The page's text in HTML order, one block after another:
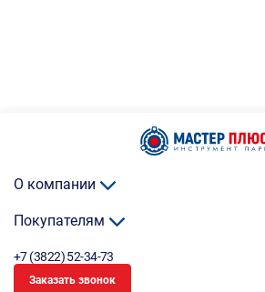
О компании
Покупателям
+7 (3822) 52-34-73
Заказать звонок